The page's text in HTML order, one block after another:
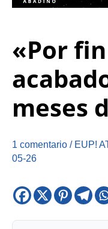
«Por
meses
1 comentario / EUP!
05-26